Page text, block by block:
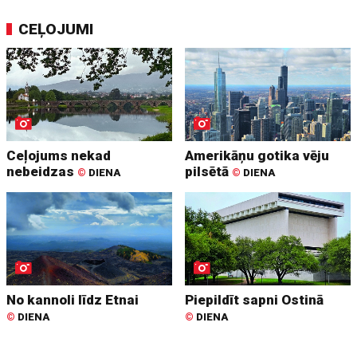
CEĻOJUMI
Ceļojums nekad
nebeidzas © DIENA
Amerikāņu gotika vēju
pilsētā © DIENA
No kannoli līdz Etnai
© DIENA
Piepildīt sapni Ostinā
© DIENA